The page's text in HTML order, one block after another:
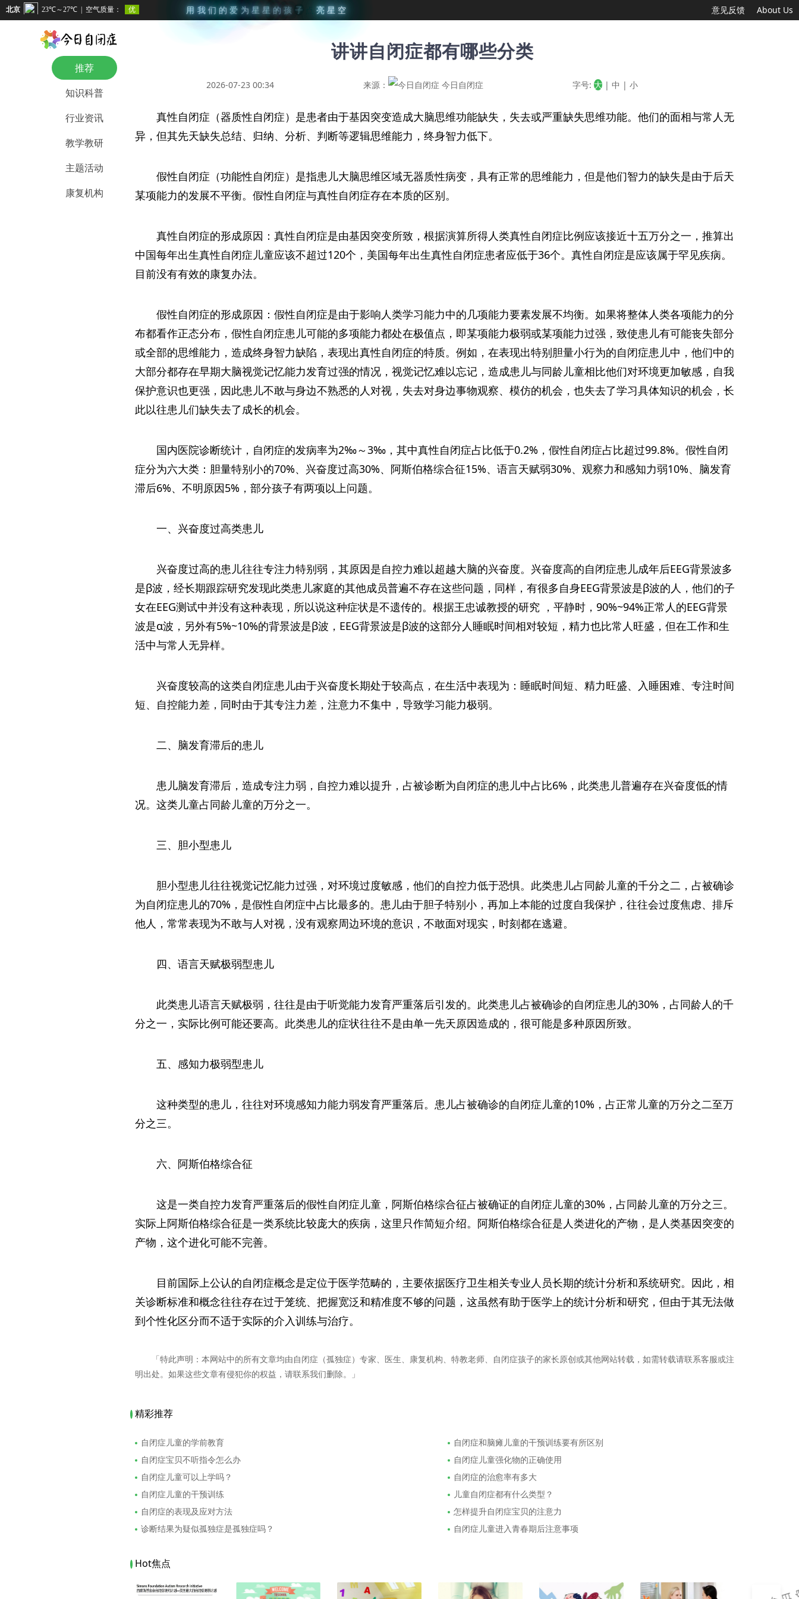
用 我 们 的 爱 为 星 星 的 孩 子 亮 星 空 意见反馈 About Us
推荐
知识科普
行业资讯
教学教研
主题活动
康复机构
讲讲自闭症都有哪些分类
2026-07-23 00:34 来源： 今日自闭症 字号: 大 | 中 | 小
真性自闭症（器质性自闭症）是患者由于基因突变造成大脑思维功能缺失，失去或严重缺失思维功能。他们的面相与常人无
异，但其先天缺失总结、归纳、分析、判断等逻辑思维能力，终身智力低下。
假性自闭症（功能性自闭症）是指患儿大脑思维区域无器质性病变，具有正常的思维能力，但是他们智力的缺失是由于后天
某项能力的发展不平衡。假性自闭症与真性自闭症存在本质的区别。
真性自闭症的形成原因：真性自闭症是由基因突变所致，根据演算所得人类真性自闭症比例应该接近十五万分之一，推算出
中国每年出生真性自闭症儿童应该不超过120个，美国每年出生真性自闭症患者应低于36个。真性自闭症是应该属于罕见疾病。
目前没有有效的康复办法。
假性自闭症的形成原因：假性自闭症是由于影响人类学习能力中的几项能力要素发展不均衡。如果将整体人类各项能力的分
布都看作正态分布，假性自闭症患儿可能的多项能力都处在极值点，即某项能力极弱或某项能力过强，致使患儿有可能丧失部分
或全部的思维能力，造成终身智力缺陷，表现出真性自闭症的特质。例如，在表现出特别胆量小行为的自闭症患儿中，他们中的
大部分都存在早期大脑视觉记忆能力发育过强的情况，视觉记忆难以忘记，造成患儿与同龄儿童相比他们对环境更加敏感，自我
保护意识也更强，因此患儿不敢与身边不熟悉的人对视，失去对身边事物观察、模仿的机会，也失去了学习具体知识的机会，长
此以往患儿们缺失去了成长的机会。
国内医院诊断统计，自闭症的发病率为2‰～3‰，其中真性自闭症占比低于0.2%，假性自闭症占比超过99.8%。假性自闭
症分为六大类：胆量特别小的70%、兴奋度过高30%、阿斯伯格综合征15%、语言天赋弱30%、观察力和感知力弱10%、脑发育
滞后6%、不明原因5%，部分孩子有两项以上问题。
一、兴奋度过高类患儿
兴奋度过高的患儿往往专注力特别弱，其原因是自控力难以超越大脑的兴奋度。兴奋度高的自闭症患儿成年后EEG背景波多
是β波，经长期跟踪研究发现此类患儿家庭的其他成员普遍不存在这些问题，同样，有很多自身EEG背景波是β波的人，他们的子
女在EEG测试中并没有这种表现，所以说这种症状是不遗传的。根据王忠诚教授的研究 ，平静时，90%~94%正常人的EEG背景
波是α波，另外有5%~10%的背景波是β波，EEG背景波是β波的这部分人睡眠时间相对较短，精力也比常人旺盛，但在工作和生
活中与常人无异样。
兴奋度较高的这类自闭症患儿由于兴奋度长期处于较高点，在生活中表现为：睡眠时间短、精力旺盛、入睡困难、专注时间
短、自控能力差，同时由于其专注力差，注意力不集中，导致学习能力极弱。
二、脑发育滞后的患儿
患儿脑发育滞后，造成专注力弱，自控力难以提升，占被诊断为自闭症的患儿中占比6%，此类患儿普遍存在兴奋度低的情
况。这类儿童占同龄儿童的万分之一。
三、胆小型患儿
胆小型患儿往往视觉记忆能力过强，对环境过度敏感，他们的自控力低于恐惧。此类患儿占同龄儿童的千分之二，占被确诊
为自闭症患儿的70%，是假性自闭症中占比最多的。患儿由于胆子特别小，再加上本能的过度自我保护，往往会过度焦虑、排斥
他人，常常表现为不敢与人对视，没有观察周边环境的意识，不敢面对现实，时刻都在逃避。
四、语言天赋极弱型患儿
此类患儿语言天赋极弱，往往是由于听觉能力发育严重落后引发的。此类患儿占被确诊的自闭症患儿的30%，占同龄人的千
分之一，实际比例可能还要高。此类患儿的症状往往不是由单一先天原因造成的，很可能是多种原因所致。
五、感知力极弱型患儿
这种类型的患儿，往往对环境感知力能力弱发育严重落后。患儿占被确诊的自闭症儿童的10%，占正常儿童的万分之二至万
分之三。
六、阿斯伯格综合征
这是一类自控力发育严重落后的假性自闭症儿童，阿斯伯格综合征占被确证的自闭症儿童的30%，占同龄儿童的万分之三。
实际上阿斯伯格综合征是一类系统比较庞大的疾病，这里只作简短介绍。阿斯伯格综合征是人类进化的产物，是人类基因突变的
产物，这个进化可能不完善。
目前国际上公认的自闭症概念是定位于医学范畴的，主要依据医疗卫生相关专业人员长期的统计分析和系统研究。因此，相
关诊断标准和概念往往存在过于笼统、把握宽泛和精准度不够的问题，这虽然有助于医学上的统计分析和研究，但由于其无法做
到个性化区分而不适于实际的介入训练与治疗。
「特此声明：本网站中的所有文章均由自闭症（孤独症）专家、医生、康复机构、特教老师、自闭症孩子的家长原创或其他网站转载，如需转载请联系客服或注
明出处。如果这些文章有侵犯你的权益，请联系我们删除。」
精彩推荐
自闭症儿童的学前教育
自闭症宝贝不听指令怎么办
自闭症儿童可以上学吗？
自闭症儿童的干预训练
自闭症的表现及应对方法
诊断结果为疑似孤独症是孤独症吗？
自闭症和脑瘫儿童的干预训练要有所区别
自闭症儿童强化物的正确使用
自闭症的治愈率有多大
儿童自闭症都有什么类型？
怎样提升自闭症宝贝的注意力
自闭症儿童进入青春期后注意事项
Hot焦点